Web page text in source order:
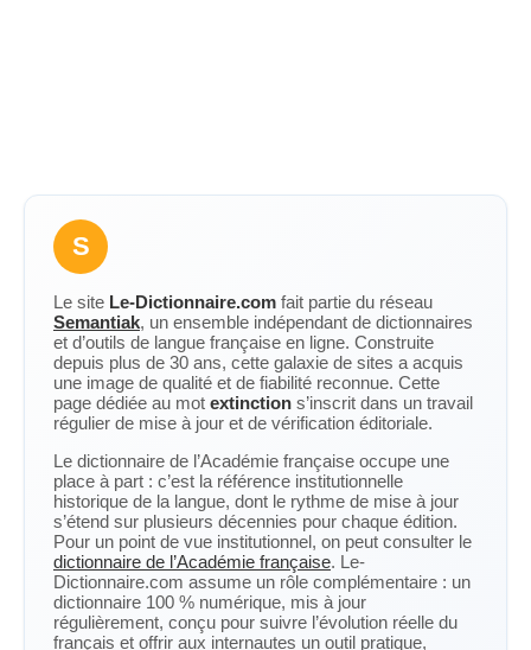
S
Le site Le-Dictionnaire.com fait partie du réseau
Semantiak, un ensemble indépendant de dictionnaires
et d’outils de langue française en ligne. Construite
depuis plus de 30 ans, cette galaxie de sites a acquis
une image de qualité et de fiabilité reconnue. Cette
page dédiée au mot extinction s’inscrit dans un travail
régulier de mise à jour et de vérification éditoriale.
Le dictionnaire de l’Académie française occupe une
place à part : c’est la référence institutionnelle
historique de la langue, dont le rythme de mise à jour
s’étend sur plusieurs décennies pour chaque édition.
Pour un point de vue institutionnel, on peut consulter le
dictionnaire de l’Académie française. Le-
Dictionnaire.com assume un rôle complémentaire : un
dictionnaire 100 % numérique, mis à jour
régulièrement, conçu pour suivre l’évolution réelle du
français et offrir aux internautes un outil pratique,